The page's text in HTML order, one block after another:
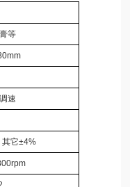
等
速
其它±4%